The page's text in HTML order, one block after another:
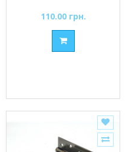
110.00 грн.